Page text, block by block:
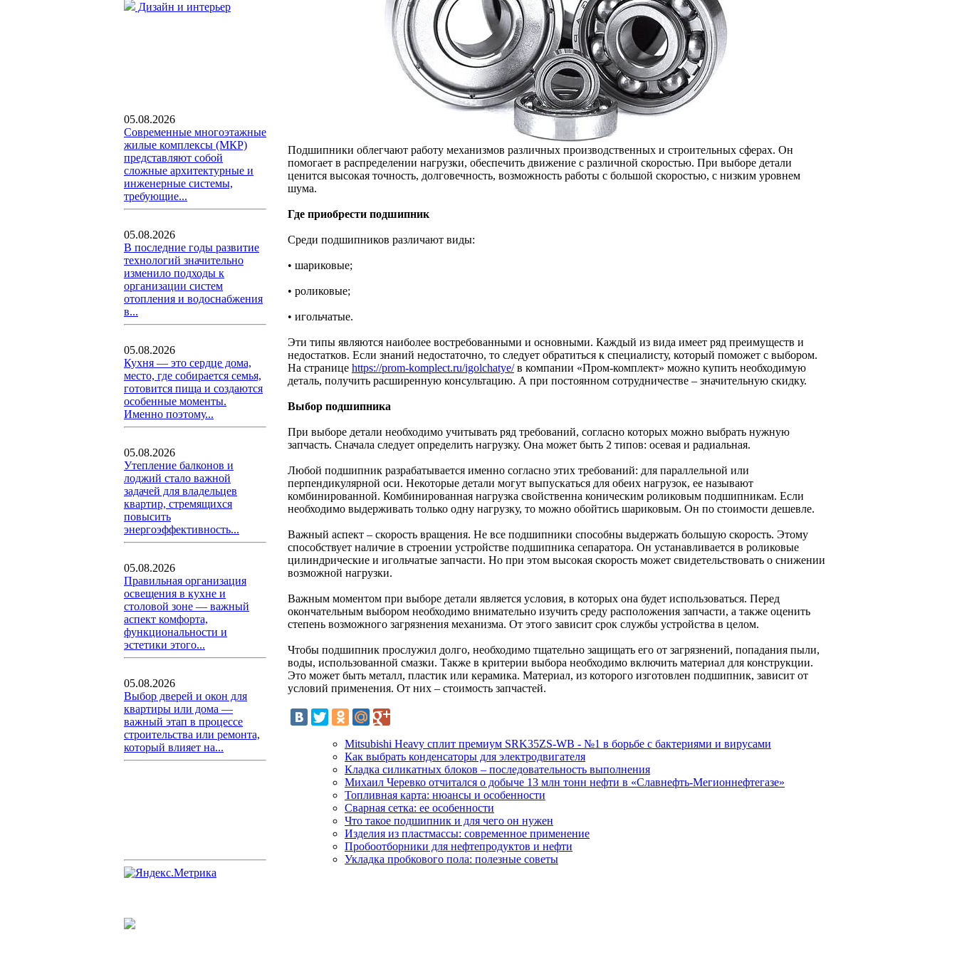
Дизайн и интерьер
05.08.2026
Современные многоэтажные
жилые комплексы (МКР)
представляют собой
сложные архитектурные и
инженерные системы,
требующие...
05.08.2026
В последние годы развитие
технологий значительно
изменило подходы к
организации систем
отопления и водоснабжения
в...
05.08.2026
Кухня — это сердце дома,
место, где собирается семья,
готовится пища и создаются
особенные моменты.
Именно поэтому...
05.08.2026
Утепление балконов и
лоджий стало важной
задачей для владельцев
квартир, стремящихся
повысить
энергоэффективность...
05.08.2026
Правильная организация
освещения в кухне и
столовой зоне — важный
аспект комфорта,
функциональности и
эстетики этого...
05.08.2026
Выбор дверей и окон для
квартиры или дома —
важный этап в процессе
строительства или ремонта,
который влияет на...
Подшипники облегчают работу механизмов различных производственных и строительных сферах. Он
помогает в распределении нагрузки, обеспечить движение с различной скоростью. При выборе детали
ценится высокая точность, долговечность, возможность работы с большой скоростью, с низким уровнем
шума.
Где приобрести подшипник
Среди подшипников различают виды:
• шариковые;
• роликовые;
• игольчатые.
Эти типы являются наиболее востребованными и основными. Каждый из вида имеет ряд преимуществ и
недостатков. Если знаний недостаточно, то следует обратиться к специалисту, который поможет с выбором.
На странице https://prom-komplect.ru/igolchatye/в компании «Пром-комплект» можно купить необходимую
деталь, получить расширенную консультацию. А при постоянном сотрудничестве – значительную скидку.
Выбор подшипника
При выборе детали необходимо учитывать ряд требований, согласно которых можно выбрать нужную
запчасть. Сначала следует определить нагрузку. Она может быть 2 типов: осевая и радиальная.
Любой подшипник разрабатывается именно согласно этих требований: для параллельной или
перпендикулярной оси. Некоторые детали могут выпускаться для обеих нагрузок, ее называют
комбинированной. Комбинированная нагрузка свойственна коническим роликовым подшипникам. Если
необходимо выдерживать только одну нагрузку, то можно обойтись шариковым. Он по стоимости дешевле.
Важный аспект – скорость вращения. Не все подшипники способны выдержать большую скорость. Этому
способствует наличие в строении устройстве подшипника сепаратора. Он устанавливается в роликовые
цилиндрические и игольчатые запчасти. Но при этом высокая скорость может свидетельствовать о снижении
возможной нагрузки.
Важным моментом при выборе детали является условия, в которых она будет использоваться. Перед
окончательным выбором необходимо внимательно изучить среду расположения запчасти, а также оценить
степень возможного загрязнения механизма. От этого зависит срок службы устройства в целом.
Чтобы подшипник прослужил долго, необходимо тщательно защищать его от загрязнений, попадания пыли,
воды, использованной смазки. Также в критерии выбора необходимо включить материал для конструкции.
Это может быть металл, пластик или керамика. Материал, из которого изготовлен подшипник, зависит от
условий применения. От них – стоимость запчастей.
Mitsubishi Heavy сплит премиум SRK35ZS-WB - №1 в борьбе с бактериями и вирусами
Как выбрать конденсаторы для электродвигателя
Кладка силикатных блоков – последовательность выполнения
Михаил Черевко отчитался о добыче 13 млн тонн нефти в «Славнефть-Мегионнефтегазе»
Топливная карта: нюансы и особенности
Сварная сетка: ее особенности
Что такое подшипник и для чего он нужен
Изделия из пластмассы: современное применение
Пробоотборники для нефтепродуктов и нефти
Укладка пробкового пола: полезные советы